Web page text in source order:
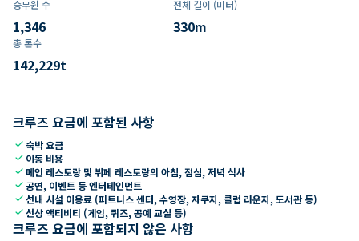
승무원 수
1,346
전체 길이 (미터)
330m
총 톤수
142,229t
크루즈 요금에 포함된 사항
check숙박 요금
check 이동 비용
check 메인 레스토랑 및 뷔페 레스토랑의 아침, 점심, 저녁 식사
check공연, 이벤트 등 엔터테인먼트
check선내 시설 이용료 (피트니스 센터, 수영장, 자쿠지, 클럽 라운지, 도서관 등)
check선상 액티비티 (게임, 퀴즈, 공예 교실 등)
크루즈 요금에 포함되지 않은 사항